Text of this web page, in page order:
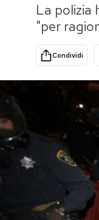
Consumismi
Storie/Idee
Ok Boomer!
Media
Europa
Altrecose
Mondiali calcio 2026
La polizia
"per
Condividi